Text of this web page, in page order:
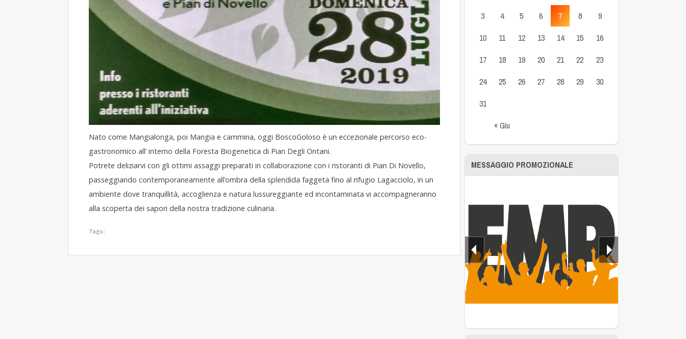
Nato come Mangialonga, poi Mangia e cammina, oggi BoscoGoloso è un eccezionale percorso eco-
gastronomico all’ interno della Foresta Biogenetica di Pian Degli Ontani.
Potrete deliziarvi con gli ottimi assaggi preparati in collaborazione con i ristoranti di Pian Di Novello,
passeggiando contemporaneamente all’ombra della splendida faggeta fino al rifugio Lagacciolo, in un
ambiente dove tranquillità, accoglienza e natura lussureggiante ed incontaminata vi accompagneranno
alla scoperta dei sapori della nostra tradizione culinaria.
Tags:
« Giu
3
4 5 6 7 8
9
10
11 12 13 14 15
16
17
18 19 20 21 22
23
24
25 26 27 28 29
30
31
MESSAGGIO PROMOZIONALE